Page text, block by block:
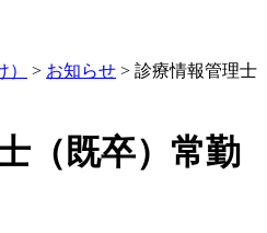
> お知らせ > 診療情報管理士
（既卒）常勤